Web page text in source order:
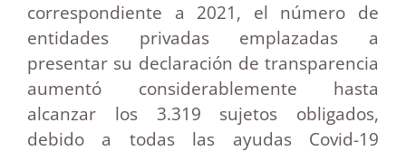
correspondiente a 2021, el número de
entidades privadas emplazadas a
presentar su declaración de transparencia
aumentó considerablemente hasta
alcanzar los 3.319 sujetos obligados,
debido a todas las ayudas Covid-19